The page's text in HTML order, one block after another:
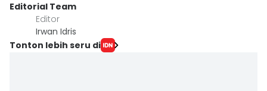
Editorial Team
Editor
Irwan Idris
Tonton lebih seru di